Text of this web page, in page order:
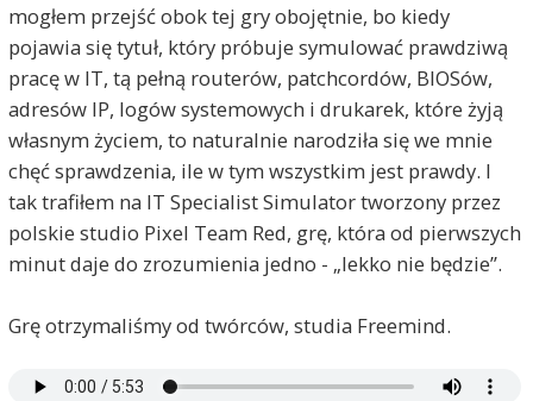
mogłem przejść obok tej gry obojętnie, bo kiedy
pojawia się tytuł, który próbuje symulować prawdziwą
pracę w IT, tą pełną routerów, patchcordów, BIOSów,
adresów IP, logów systemowych i drukarek, które żyją
własnym życiem, to naturalnie narodziła się we mnie
chęć sprawdzenia, ile w tym wszystkim jest prawdy. I
tak trafiłem na IT Specialist Simulator tworzony przez
polskie studio Pixel Team Red, grę, która od pierwszych
minut daje do zrozumienia jedno - „lekko nie będzie”.
Grę otrzymaliśmy od twórców, studia Freemind.